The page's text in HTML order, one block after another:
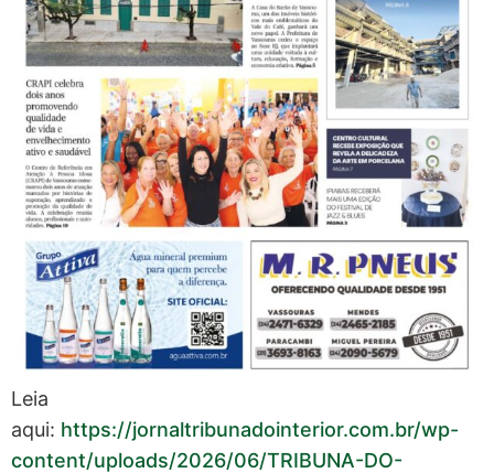
Leia
aqui: https://jornaltribunadointerior.com.br/wp-
content/uploads/2026/06/TRIBUNA-DO-